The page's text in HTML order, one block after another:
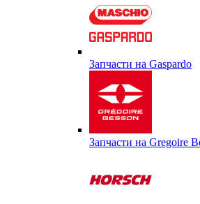
Запчасти на Gaspardo
Запчасти на Gregoire